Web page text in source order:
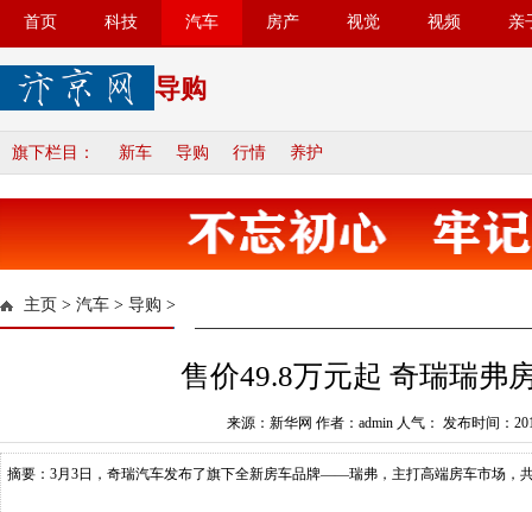
首页 科技 汽车 房产 视觉 视频 亲
导购
旗下栏目： 新车 导购 行情 养护
主页 > 汽车 > 导购 >
售价49.8万元起 奇瑞瑞弗
来源：新华网 作者：admin 人气： 发布时间：
摘要：3月3日，奇瑞汽车发布了旗下全新房车品牌——瑞弗，主打高端房车市场，